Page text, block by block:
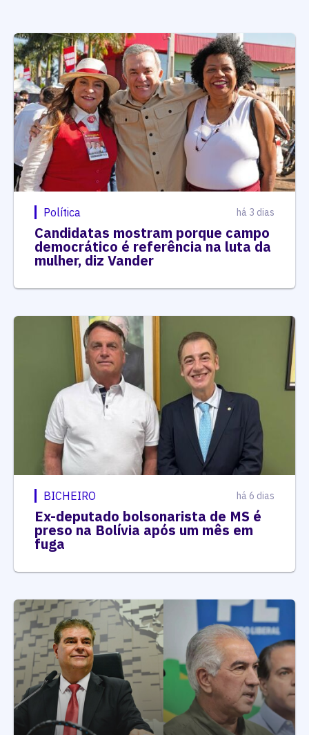
Política há 3 dias
Candidatas mostram porque campo
democrático é referência na luta da
mulher, diz Vander
BICHEIRO há 6 dias
Ex-deputado bolsonarista de MS é
preso na Bolívia após um mês em
fuga